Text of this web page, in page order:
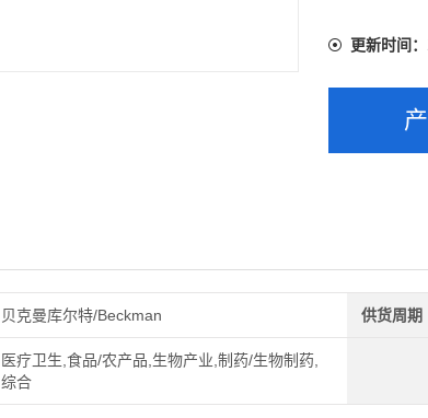
更新时间：
贝克曼库尔特/Beckman 供货周期
医疗卫生,食品/农产品,生物产业,制药/生物制药,
综合